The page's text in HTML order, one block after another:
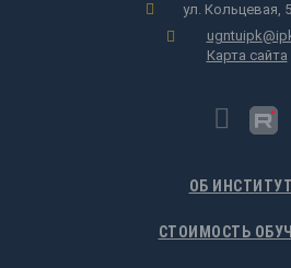
ул. Кольцевая,
Карта сайта
ОБ
СТОИМОСТЬ